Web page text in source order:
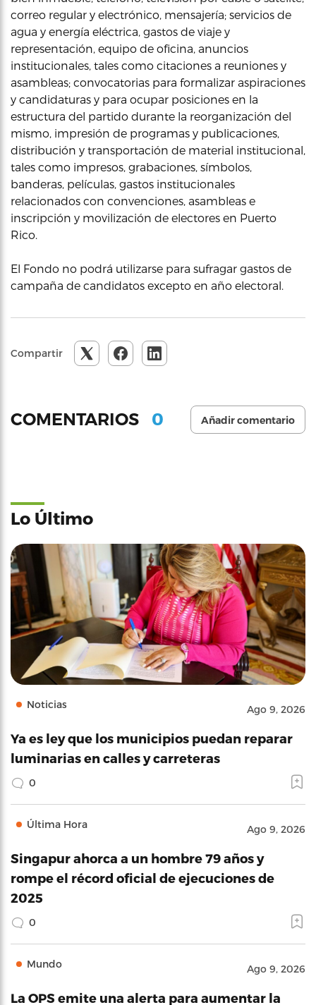
correo regular y electrónico, mensajería; servicios de
agua y energía eléctrica, gastos de viaje y
representación, equipo de oficina, anuncios
institucionales, tales como citaciones a reuniones y
asambleas; convocatorias para formalizar aspiraciones
y candidaturas y para ocupar posiciones en la
estructura del partido durante la reorganización del
mismo, impresión de programas y publicaciones,
distribución y transportación de material institucional,
tales como impresos, grabaciones, símbolos,
banderas, películas, gastos institucionales
relacionados con convenciones, asambleas e
inscripción y movilización de electores en Puerto
Rico.
El Fondo no podrá utilizarse para sufragar gastos de
campaña de candidatos excepto en año electoral.
Compartir
COMENTARIOS 0 Añadir comentario
Lo Último
Noticias Ago 9, 2026
Ya es ley que los municipios puedan reparar
luminarias en calles y carreteras
0
Última Hora Ago 9, 2026
Singapur ahorca a un hombre 79 años y
rompe el récord oficial de ejecuciones de
2025
0
Mundo Ago 9, 2026
La OPS emite una alerta para aumentar la